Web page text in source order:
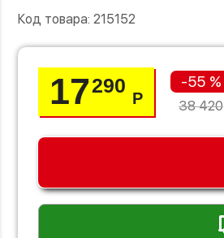
Код товара: 215152
17290
Р
-55 %
38 420